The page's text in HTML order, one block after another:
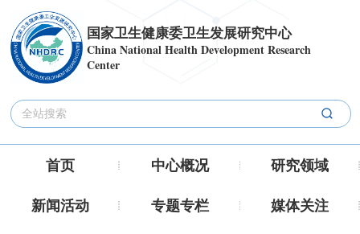
国家卫生健康委卫生发展研究中心
China National Health Development Research
Center
首页 中心概况
研究领域
新闻活动
专题专栏
媒体关注